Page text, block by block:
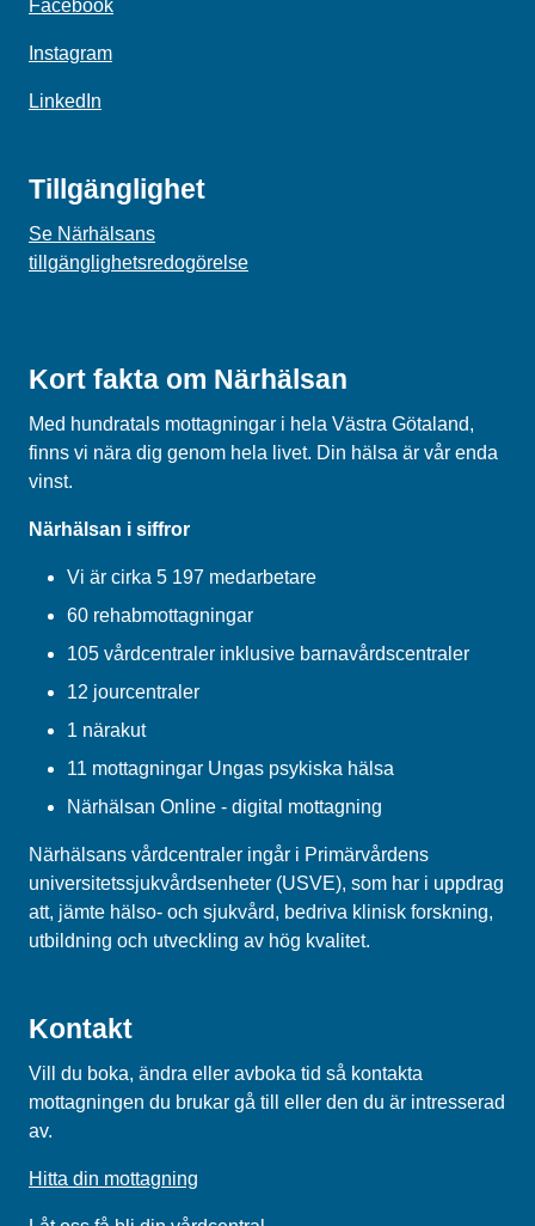
Facebook
Instagram
LinkedIn
Tillgänglighet
Se Närhälsans
tillgänglighetsredogörelse
Kort fakta om Närhälsan
Med hundratals mottagningar i hela Västra Götaland,
finns vi nära dig genom hela livet. Din hälsa är vår enda
vinst.
Närhälsan i siffror
Vi är cirka 5 197 medarbetare
60 rehabmottagningar
105 vårdcentraler inklusive barnavårdscentraler
12 jourcentraler
1 närakut
11 mottagningar Ungas psykiska hälsa
Närhälsan Online - digital mottagning
Närhälsans vårdcentraler ingår i Primärvårdens
universitetssjukvårdsenheter (USVE), som har i uppdrag
att, jämte hälso- och sjukvård, bedriva klinisk forskning,
utbildning och utveckling av hög kvalitet.
Kontakt
Vill du boka, ändra eller avboka tid så kontakta
mottagningen du brukar gå till eller den du är intresserad
av.
Hitta din mottagning